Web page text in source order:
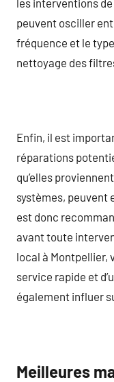
peuvent osciller
fréquence et le
nettoyage des
Enfin, il est
réparations
qu’elles
systèmes, peuvent
est donc
avant toute
local à Montpellier,
service rapide et
également influer
Meilleures